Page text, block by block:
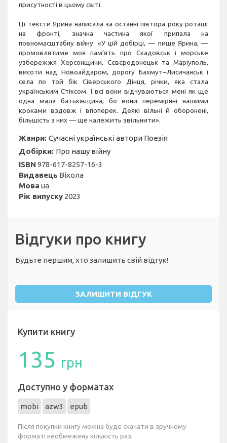
присутності в цьому світі.
Ці тексти Ярина написала за останні півтора року ротації
на фронті, значна частина якої припала на
повномасштабну війну. «У цій добірці, — пише Ярина, —
промовлятиме моя пам’ять про Скадовськ і морське
узбережжя Херсонщини, Сєвєродонецьк та Маріуполь,
висоти над Новоайдаром, дорогу Бахмут‒Лисичанськ і
села по той бік Сіверського Дінця, річки, яка стала
українським Стіксом. І всі вони відчуваються мені як ще
одна мала батьківщина, бо вони переміряні нашими
кроками вздовж і впоперек. Деякі вільні й оборонені,
більшість з них — ще належить звільнити».
Жанри: Сучасні українські автори Поезія
Добірки: Про нашу війну
ISBN 978-617-8257-16-3
Видавець Віхола
Мова ua
Рік випуску 2023
Відгуки про книгу
Будьте першим, хто залишить свій відгук!
ЗАЛИШИТИ ВІДГУК
Купити книгу
135 грн
Доступно у форматах
mobi azw3 epub
Після покупки книгу можна буде скачати в зручному
форматі необмежену кількість раз.